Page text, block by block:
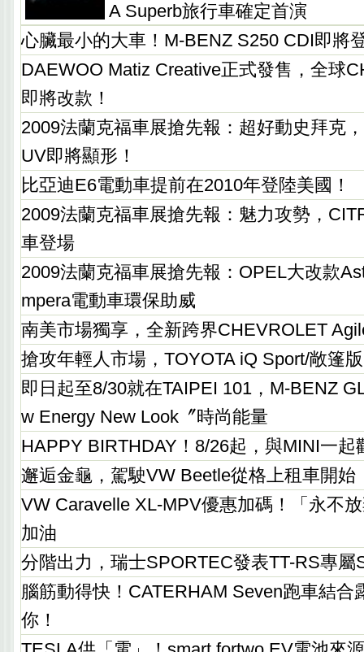
A Superb旅行車確定首演
心臟最小的大車！M-BENZ S250 CDI即將
DAEWOO Matiz Creative正式發售，全球
即將改款！
2009法蘭克福車展搶先報：超好動史拜克
UV即將顯形！
比亞迪E6電動車提前在2010年登陸美國！
2009法蘭克福車展搶先報：魅力攻勢，
車登場
2009法蘭克福車展搶先報：OPEL大改款
mpera電動車環保助威
南美市場獨享，全新跨界CHEVROLET
搶攻年輕人市場，TOYOTA iQ Sport/敞篷
即日起至8/30就在TAIPEI 101，M-BENZ
w Energy New Look〞時尚能量
HAPPY BIRTHDAY！8/26起，與MINI一起
邂逅金龜，駕駛VW Beetle從格上租車開始
VW Caravelle XL-MPV優惠加碼！「永不
加油
分階出力，瑞士SPORTEC發表TT-RS專屬
腦筋動得快！CATERHAM Seven跑車結合
你！